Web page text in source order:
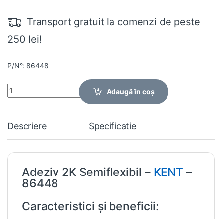
Transport gratuit la comenzi de peste
250 lei!
P/N°: 86448
Quantity
Adaugă în coș
Descriere Specificatie
Adeziv 2K Semiflexibil – KENT –
86448
Caracteristici și beneficii: